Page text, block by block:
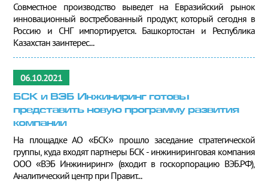
Совместное производство выведет на Евразийский рынок
инновационный востребованный продукт, который сегодня в
Россию и СНГ импортируется. Башкортостан и Республика
Казахстан заинтерес...
06.10.2021
БСК и ВЭБ Инжиниринг готовы
представить новую программу развития
компании
На площадке АО «БСК» прошло заседание стратегической
группы, куда входят партнеры БСК - инжиниринговая компания
ООО «ВЭБ Инжиниринг» (входит в госкорпорацию ВЭБ.РФ),
Аналитический центр при Правит...